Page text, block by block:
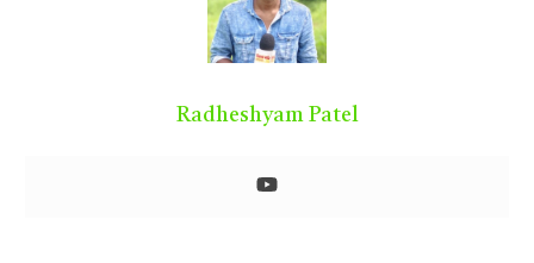
Radheshyam Patel